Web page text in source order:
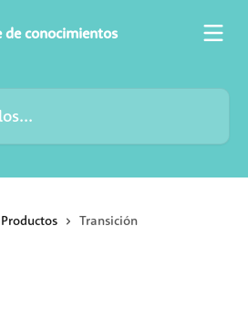
de conocimientos
Productos Transición